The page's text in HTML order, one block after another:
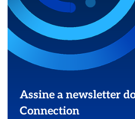
Assine a newsletter
Connection